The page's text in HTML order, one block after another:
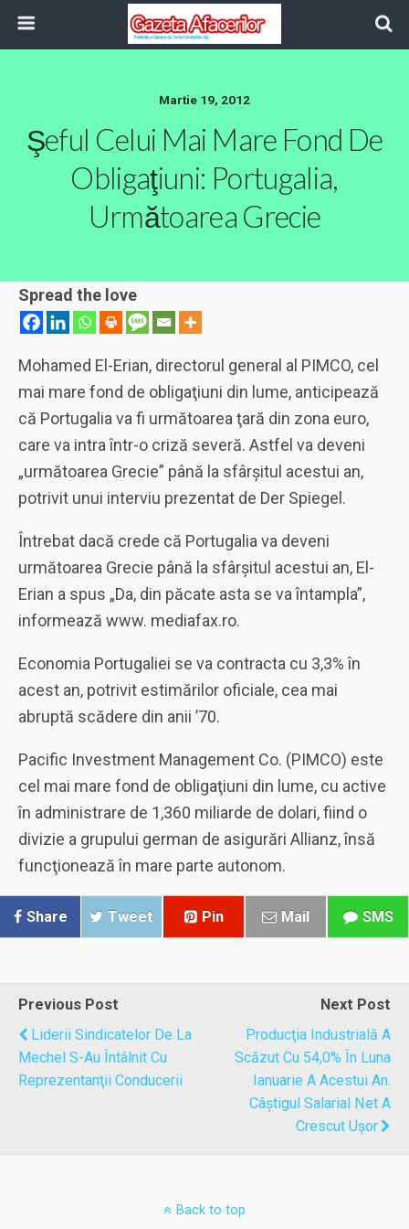
Martie 19, 2012
Şeful Celui Mai Mare Fond De
Obligaţiuni: Portugalia,
Următoarea Grecie
Spread the love
Mohamed El-Erian, directorul general al PIMCO, cel
mai mare fond de obligaţiuni din lume, anticipează
că Portugalia va fi următoarea ţară din zona euro,
care va intra într-o criză severă. Astfel va deveni
„următoarea Grecie” până la sfârşitul acestui an,
potrivit unui interviu prezentat de Der Spiegel.
Întrebat dacă crede că Portugalia va deveni
următoarea Grecie până la sfârşitul acestui an, El-
Erian a spus „Da, din păcate asta se va întampla”,
informează www. mediafax.ro.
Economia Portugaliei se va contracta cu 3,3% în
acest an, potrivit estimărilor oficiale, cea mai
abruptă scădere din anii ’70.
Pacific Investment Management Co. (PIMCO) este
cel mai mare fond de obligaţiuni din lume, cu active
în administrare de 1,360 miliarde de dolari, fiind o
divizie a grupului german de asigurări Allianz, însă
funcţionează în mare parte autonom.
Share Tweet Pin Mail SMS
Previous Post
Liderii Sindicatelor De La
Mechel S-Au Întâlnit Cu
Reprezentanţii Conducerii
Next Post
Producţia Industrială A
Scăzut Cu 54,0% În Luna
Ianuarie A Acestui An.
Câştigul Salarial Net A
Crescut Uşor
Back to top